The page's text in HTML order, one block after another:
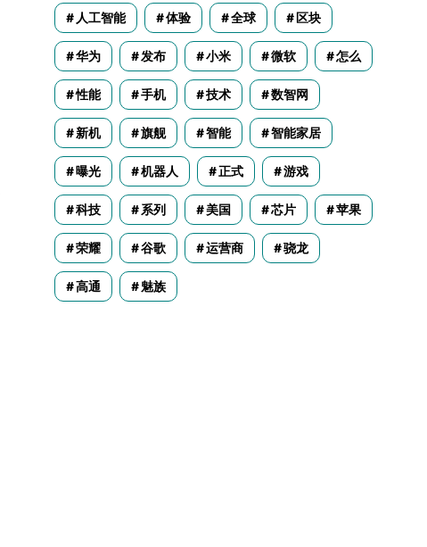
人工智能 体验 全球 区块
华为 发布 小米 微软 怎么
性能 手机 技术 数智网
新机 旗舰 智能 智能家居
曝光 机器人 正式 游戏
科技 系列 美国 芯片 苹果
荣耀 谷歌 运营商 骁龙
高通 魅族